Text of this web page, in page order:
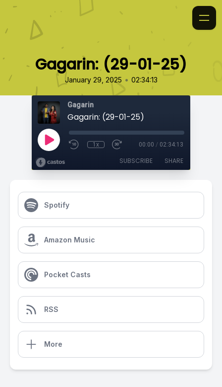
Gagarin: (29-01-25)
January 29, 2025 • 02:34:13
Gagarin
Gagarin: (29-01-25)
1x 00:00 / 02:34:13
SUBSCRIBE SHARE
Spotify
Amazon Music
Pocket Casts
RSS
More